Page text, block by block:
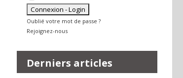
Oublié votre mot de passe ?
Rejoignez-nous
Derniers articles